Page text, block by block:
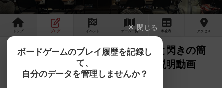
トップ ブログ イベント ゲーム一覧 料金 表 アクセス
【おすすめボードゲーム】語彙力と閃きの簡
単勝負！「ひらがじゃん」ルール説明動画
【#125】をあげました
閉じる
ボードゲームのプレイ履歴を記録し
て、
自分のデータを管理しませんか？